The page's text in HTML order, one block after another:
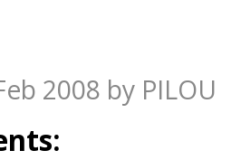
2008 by PILOU